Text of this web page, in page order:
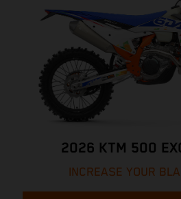
2026 KTM 500
INCREASE YOUR